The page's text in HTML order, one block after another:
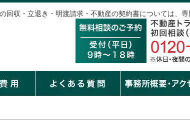
収・立退き・明渡請求・不動産の契約書については、専